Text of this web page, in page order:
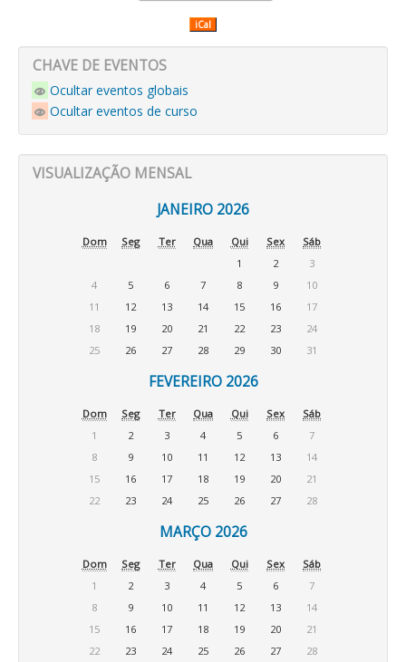
iCal
CHAVE DE EVENTOS
Ocultar eventos globais
Ocultar eventos de curso
VISUALIZAÇÃO MENSAL
JANEIRO 2026
Dom Seg Ter Qua Qui Sex
Sáb
1
2
3
4
5 6 7 8 9
10
11
12 13 14 15 16
17
18
19 20 21 22 23
24
25
26 27 28 29 30 31
FEVEREIRO 2026
Dom Seg Ter Qua Qui Sex
Sáb
1
2 3 4 5 6
7
8
9 10 11 12 13
14
15
16 17 18 19 20
21
22
23 24 25 26 27 28
MARÇO 2026
Dom Seg Ter Qua Qui Sex
Sáb
1
2 3 4 5 6
7
8
9 10 11 12 13
14
15
16 17 18 19 20
21
22
23 24 25 26 27 28